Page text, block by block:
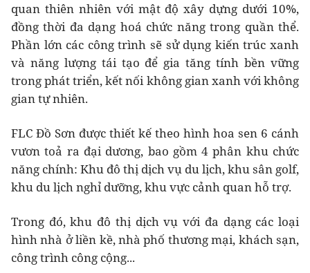
quan thiên nhiên với mật độ xây dựng dưới 10%,
đồng thời đa dạng hoá chức năng trong quần thể.
Phần lớn các công trình sẽ sử dụng kiến trúc xanh
và năng lượng tái tạo để gia tăng tính bền vững
trong phát triển, kết nối không gian xanh với không
gian tự nhiên.
FLC Đồ Sơn được thiết kế theo hình hoa sen 6 cánh
vươn toả ra đại dương, bao gồm 4 phân khu chức
năng chính: Khu đô thị dịch vụ du lịch, khu sân golf,
khu du lịch nghỉ dưỡng, khu vực cảnh quan hỗ trợ.
Trong đó, khu đô thị dịch vụ với đa dạng các loại
hình nhà ở liền kề, nhà phố thương mại, khách sạn,
công trình công cộng...